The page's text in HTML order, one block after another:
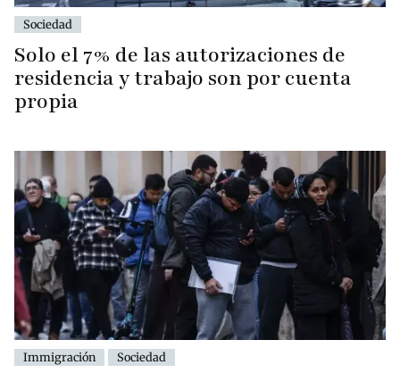
Sociedad
Solo el 7% de las autorizaciones de
residencia y trabajo son por cuenta
propia
Immigración Sociedad